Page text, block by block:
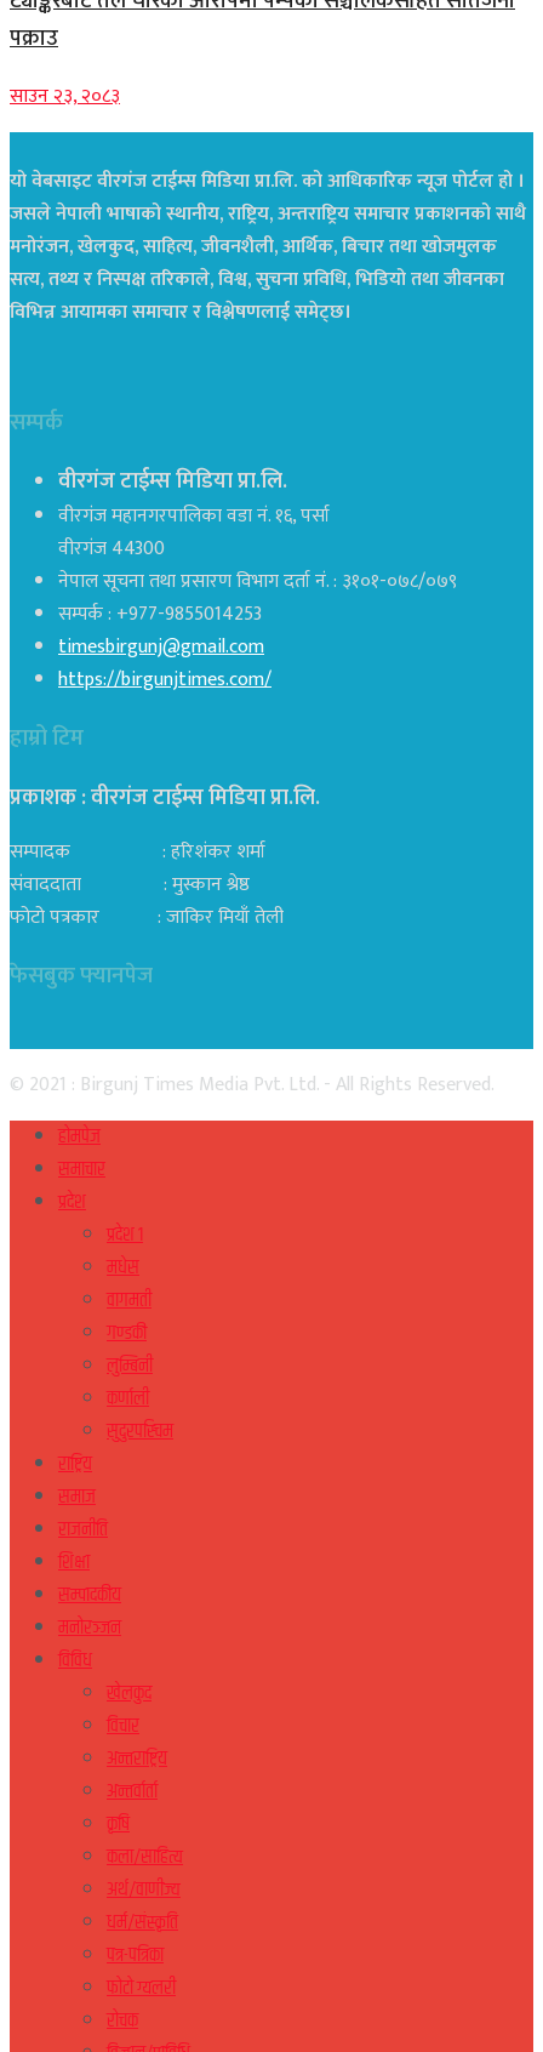
पक्राउ
साउन २३, २०८३
यो वेबसाइट वीरगंज टाईम्स मिडिया प्रा.लि. को आधिकारिक न्यूज पोर्टल हो ।
जसले नेपाली भाषाको स्थानीय, राष्ट्रिय, अन्तराष्ट्रिय समाचार प्रकाशनको साथै
मनोरंजन, खेलकुद, साहित्य, जीवनशैली, आर्थिक, बिचार तथा खोजमुलक
सत्य, तथ्य र निस्पक्ष तरिकाले, विश्व, सुचना प्रविधि, भिडियो तथा जीवनका
विभिन्न आयामका समाचार र विश्लेषणलाई समेट्छ।
सम्पर्क
वीरगंज टाईम्स मिडिया प्रा.लि.
वीरगंज महानगरपालिका वडा नं. १६, पर्सा
वीरगंज 44300
नेपाल सूचना तथा प्रसारण विभाग दर्ता नं. : ३१०१-०७८/०७९
सम्पर्क : +977-9855014253
timesbirgunj@gmail.com
https://birgunjtimes.com/
हाम्रो टिम
प्रकाशक : वीरगंज टाईम्स मिडिया प्रा‍.लि.
सम्पादक : हरिशंकर शर्मा
संवाददाता : मुस्कान श्रेष्ठ
फोटो पत्रकार : जाकिर मियाँ तेली
फेसबुक फ्यानपेज
© 2021 : Birgunj Times Media Pvt. Ltd. - All Rights Reserved.
होमपेज
समाचार
प्रदेश
प्रदेश १
मधेस
वागमती
गण्डकी
लुम्बिनी
कर्णाली
सुदुरपस्चिम
राष्ट्रिय
समाज
राजनीति
शिक्षा
सम्पादकीय
मनोरञ्जन
विविध
खेलकुद
विचार
अन्तराष्ट्रिय
अन्तर्वार्ता
कृषि
कला/साहित्य
अर्थ/वाणीज्य
धर्म/संस्कृति
पत्र-पत्रिका
फोटो ग्यलरी
रोचक